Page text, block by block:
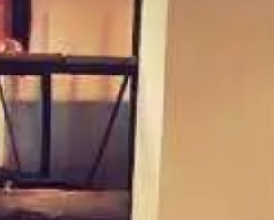
de
navigation et de vous
service possible, nous utilisons
améliorer le site aux besoins des
selon la fréquentation.